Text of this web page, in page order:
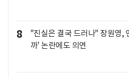
8
"진실은 결국 드러나" 장원영,
까' 논란에도 의연